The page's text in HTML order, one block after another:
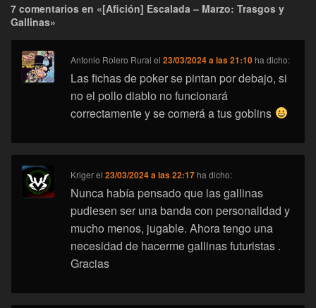
7 comentarios en «[Afición] Escalada – Marzo: Trasgos y
Gallinas»
Antonio Rolero Rural el23/03/2024 a las 21:10 ha dicho:
Las fichas de poker se pintan por debajo, si
no el pollo diablo no funcionará
correctamente y se comerá a tus goblins
Krigerel23/03/2024 a las 22:17 ha dicho:
Nunca había pensado que las gallinas
pudiesen ser una banda con personalidad y
mucho menos, jugable. Ahora tengo una
necesidad de hacerme gallinas futuristas .
Gracias